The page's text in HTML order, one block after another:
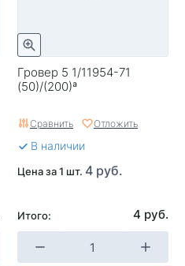
Гровер 5 1/11954-71
(50)/(200)ª
Сравнить Отложить
В наличии
Цена за 1 шт. 4 руб.
Итого: 4 руб.